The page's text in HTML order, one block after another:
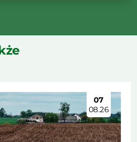
07
08.26